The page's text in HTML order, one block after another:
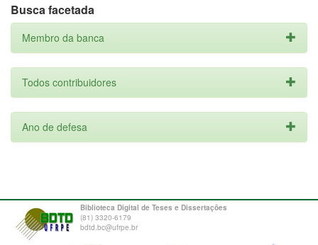
Busca facetada
Membro da banca
Todos contribuidores
Ano de defesa
Biblioteca Digital de Teses e Dissertações
(81) 3320-6179
bdtd.bc@ufrpe.br